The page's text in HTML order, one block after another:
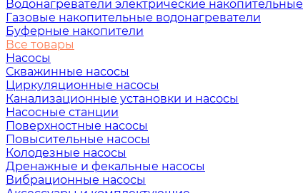
Водонагреватели электрические накопительные
Газовые накопительные водонагреватели
Буферные накопители
Все товары
Насосы
Скважинные насосы
Циркуляционные насосы
Канализационные установки и насосы
Насосные станции
Поверхностные насосы
Повысительные насосы
Колодезные насосы
Дренажные и фекальные насосы
Вибрационные насосы